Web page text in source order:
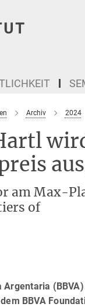
Archiv 2024
am Max-
of
Argentaria
BBVA